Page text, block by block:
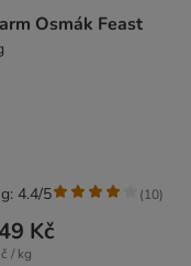
Osmák Feast
Kč
/ kg
4.4/5 (10)